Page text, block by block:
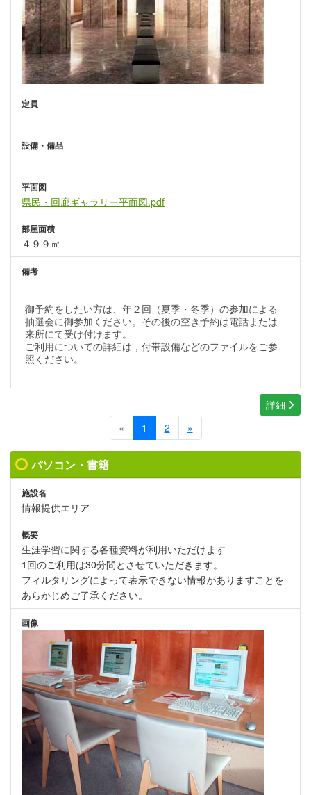
定員
設備・備品
平面図
県民・回廊ギャラリー平面図.pdf
部屋面積
４９９㎡
備考
御予約をしたい方は、年２回（夏季・冬季）の参加による
抽選会に御参加ください。その後の空き予約は電話または
来所にて受け付けます。
ご利用についての詳細は，付帯設備などのファイルをご参
照ください。
詳細
«
1 2 »
パソコン・書籍
施設名
情報提供エリア
概要
生涯学習に関する各種資料が利用いただけます
1回のご利用は30分間とさせていただきます。
フィルタリングによって表示できない情報がありますことを
あらかじめご了承ください。
画像